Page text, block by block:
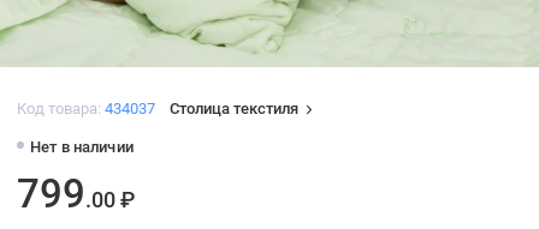
Код товара: 434037 Столица текстиля
Нет в наличии
799.00 ₽